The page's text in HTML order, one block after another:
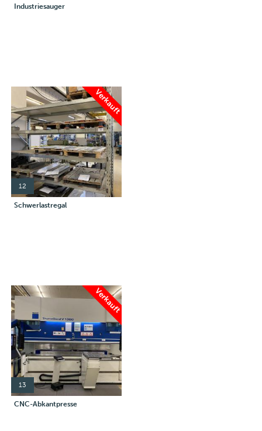
Industriesauger
Verkauft
12
Schwerlastregal
Verkauft
13
CNC-Abkantpresse